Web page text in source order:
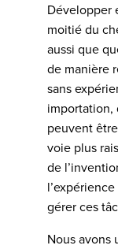
Développer
moitié du
aussi que
de manière
sans
importation,
peuvent
voie plus
de
gérer ces
Nous avons